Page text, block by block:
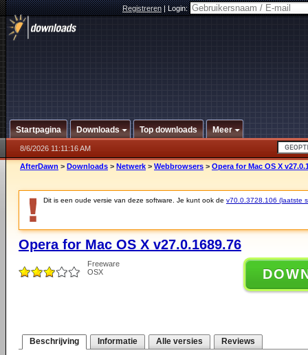
Registreren|Login:
Startpagina Downloads Top downloads Meer
8/6/2026 11:11:16 AM
AfterDawn > Downloads > Netwerk > Webbrowsers > Opera for Mac OS X
Dit is een oude versie van deze software. Je kunt ook de v70.0.3728.106 (laatste
Opera for Mac OS X v27.0.1689.76
Freeware
OSX
Beschrijving Informatie Alle versies Reviews